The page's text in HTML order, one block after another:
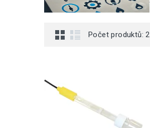
Počet produktů: 2